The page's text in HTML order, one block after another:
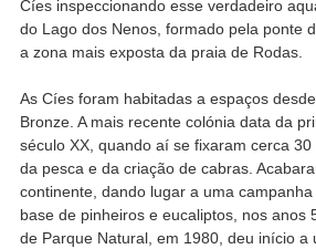
Cíes inspeccionando esse verdadeiro
do Lago dos Nenos, formado pela ponte
a zona mais exposta da praia de Rodas.
As Cíes foram habitadas a espaços
Bronze. A mais recente colónia data da
século XX, quando aí se fixaram cerca
da pesca e da criação de cabras.
continente, dando lugar a uma
base de pinheiros e eucaliptos, nos anos
de Parque Natural, em 1980, deu início a